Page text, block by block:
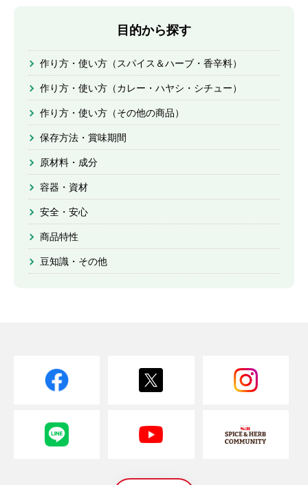
目的から探す
作り方・使い方（スパイス＆ハーブ・香辛料）
作り方・使い方（カレー・ハヤシ・シチュー）
作り方・使い方（その他の商品）
保存方法・賞味期間
原材料・成分
容器・資材
安全・安心
商品特性
豆知識・その他